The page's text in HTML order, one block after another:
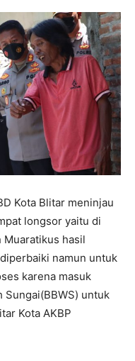
Kota Blitar meninjau
longsor yaitu di
Muaratikus hasil
namun untuk
karena masuk
Sungai(BBWS) untuk
Kota AKBP